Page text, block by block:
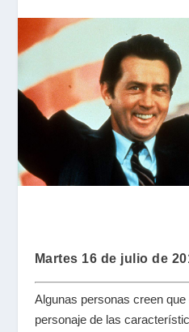
Martes 16 de julio de
Algunas personas creen
personaje de las